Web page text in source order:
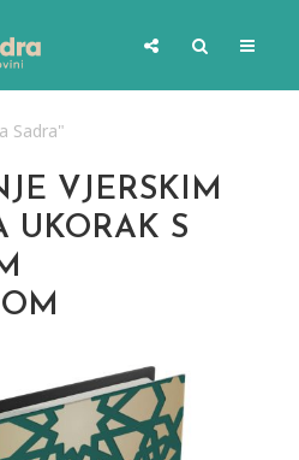
Sadra"
VJERSKIM
UKORAK S